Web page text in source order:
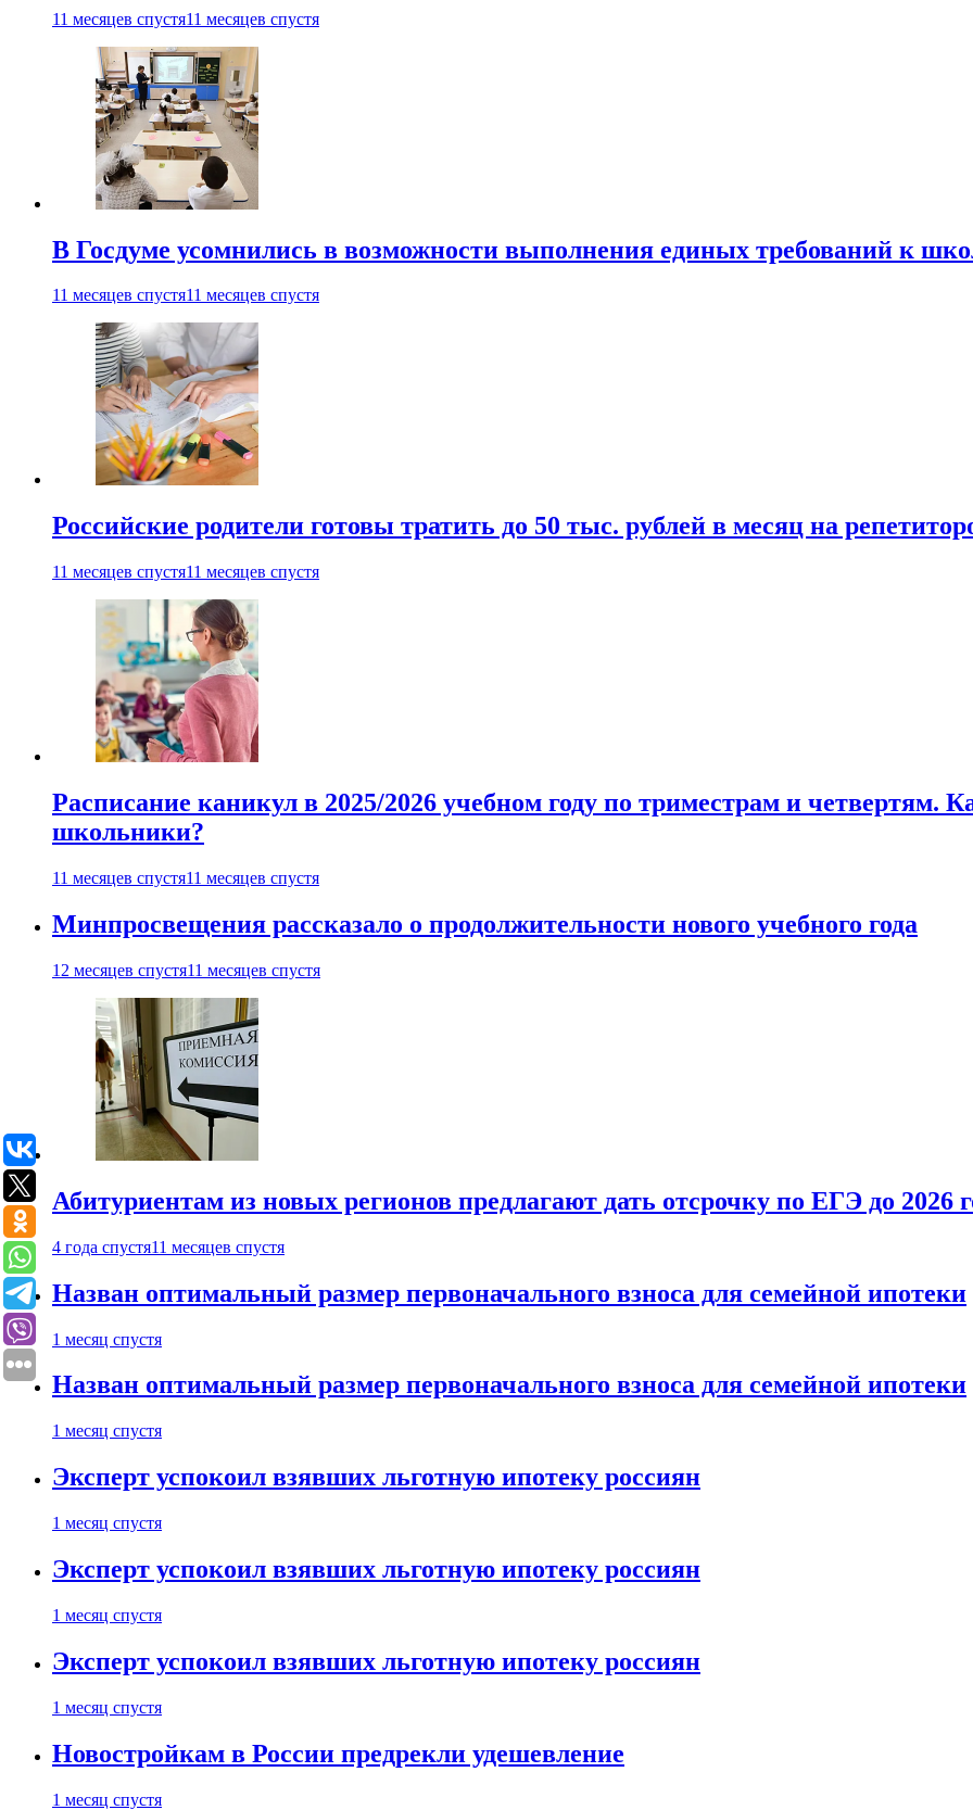
11 месяцев спустя11 месяцев спустя
В Госдуме усомнились в возможности выполнения единых требований к
11 месяцев спустя11 месяцев спустя
Российские родители готовы тратить до 50 тыс. рублей в месяц на
11 месяцев спустя11 месяцев спустя
Расписание каникул в 2025/2026 учебном году по триместрам и четвертям.
школьники?
11 месяцев спустя11 месяцев спустя
Минпросвещения рассказало о продолжительности нового учебного года
12 месяцев спустя11 месяцев спустя
Абитуриентам из новых регионов предлагают дать отсрочку по ЕГЭ до 2026
4 года спустя11 месяцев спустя
Назван оптимальный размер первоначального взноса для семейной ипотеки
1 месяц спустя
Назван оптимальный размер первоначального взноса для семейной ипотеки
1 месяц спустя
Эксперт успокоил взявших льготную ипотеку россиян
1 месяц спустя
Эксперт успокоил взявших льготную ипотеку россиян
1 месяц спустя
Эксперт успокоил взявших льготную ипотеку россиян
1 месяц спустя
Новостройкам в России предрекли удешевление
1 месяц спустя